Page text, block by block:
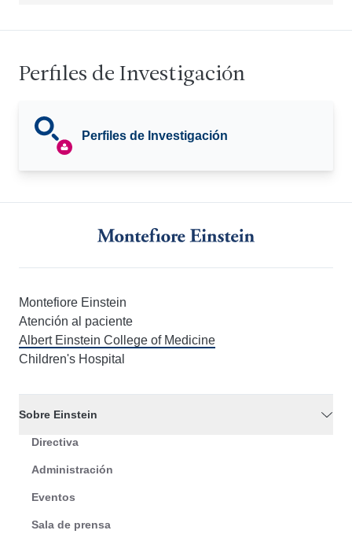
Perfiles de Investigación
Perfiles de Investigación
Montefiore Einstein
Atención al paciente
Albert Einstein College of Medicine
Children's Hospital
Sobre Einstein
Directiva
Administración
Eventos
Sala de prensa